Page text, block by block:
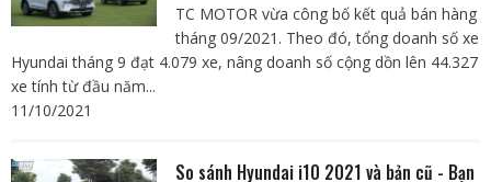
TC MOTOR vừa công bố kết quả bán hàng
tháng 09/2021. Theo đó, tổng doanh số xe
Hyundai tháng 9 đạt 4.079 xe, nâng doanh số cộng dồn lên 44.327
xe tính từ đầu năm...
11/10/2021
So sánh Hyundai i10 2021 và bản cũ - Bạn